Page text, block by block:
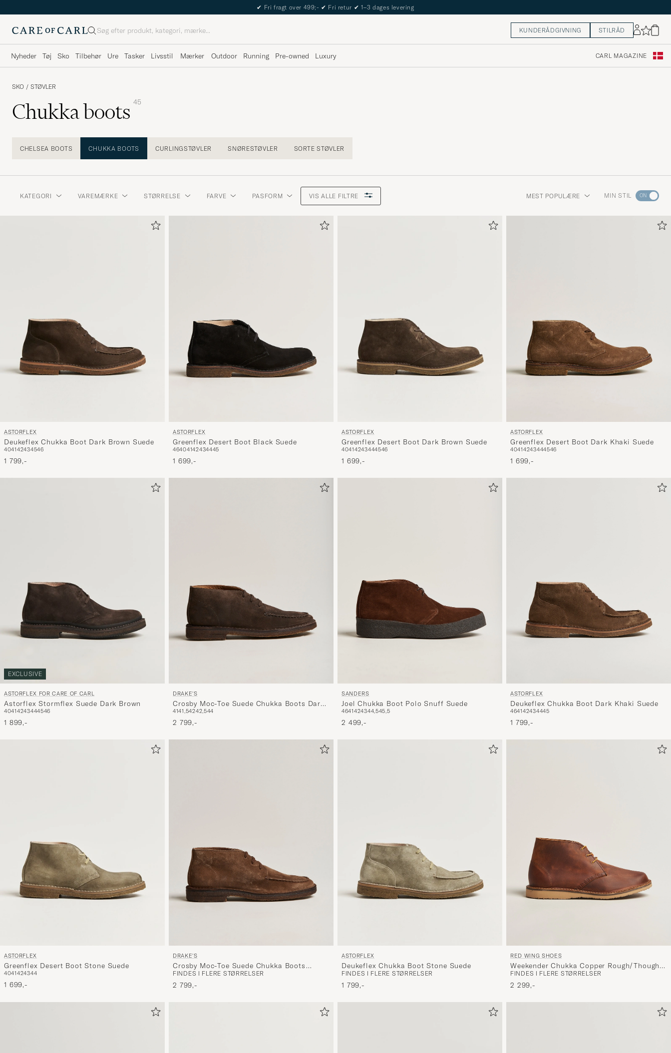
The Care of Carl Passport
Søg KUNDERÅDGIVNING STILRÅD
Nyheder Tøj Sko Tilbehør Ure Tasker Livsstil Mærker Outdoor Running Pre-owned Luxury CARL MAGAZINE
SKO / STØVLER
Chukka boots 45
CHELSEA BOOTS CHUKKA BOOTS CURLINGSTØVLER SNØRESTØVLER SORTE STØVLER
KATEGORI VAREMÆRKE STØRRELSE FARVE PASFORM VIS ALLE FILTRE MEST POPULÆRE MIN STIL Gå
Stilråd
udvalg
ASTORFLEX
Deukeflex Chukka Boot Dark Brown Suede
404142434546
1 799,-
ASTORFLEX
Greenflex Desert Boot Black Suede
46404142434445
1 699,-
ASTORFLEX
Greenflex Desert Boot Dark Brown Suede
40414243444546
1 699,-
ASTORFLEX
Greenflex Desert Boot Dark Khaki Suede
40414243444546
1 699,-
EXCLUSIVE
ASTORFLEX FOR CARE OF CARL
Astorflex Stormflex Suede Dark Brown
40414243444546
1 899,-
DRAKE'S
Crosby Moc-Toe Suede Chukka Boots Dark
Brown
4141,54242,544
2 799,-
SANDERS
Joel Chukka Boot Polo Snuff Suede
4641424344,545,5
2 499,-
ASTORFLEX
Deukeflex Chukka Boot Dark Khaki Suede
464142434445
1 799,-
ASTORFLEX
Greenflex Desert Boot Stone Suede
4041424344
1 699,-
DRAKE'S
Crosby Moc-Toe Suede Chukka Boots
Brown
FINDES I FLERE STØRRELSER
2 799,-
ASTORFLEX
Deukeflex Chukka Boot Stone Suede
FINDES I FLERE STØRRELSER
1 799,-
RED WING SHOES
Weekender Chukka Copper Rough/Though
Leather
FINDES I FLERE STØRRELSER
2 299,-